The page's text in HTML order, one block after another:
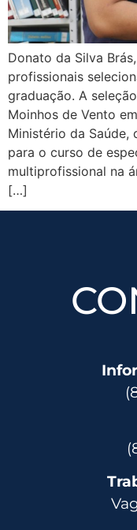
Donato da Silva
profissionais
graduação. A
Moinhos de Vento
Ministério da
para o curso de
multiprofissional na
[…]